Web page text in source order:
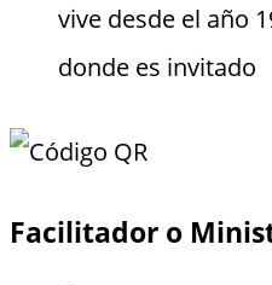
vive desde el año
donde es invitado
Facilitador o